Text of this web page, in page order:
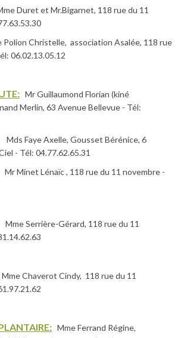
Duret et Mr.Bigarnet, 118 rue du 11
association Asalée, 118 rue
06.02.13.05.12
Mr Guillaumond Florian (kiné
Merlin, 63 Avenue Bellevue - Tél:
Gousset Bérénice, 6
- Tél: 04.77.62.65.31
Mr Minet Lénaïc , 118 rue du 11 novembre -
Mme Serrière-Gérard, 118 rue du 11
Mme Chaverot Cindy, 118 rue du 11
Mme Ferrand Régine,